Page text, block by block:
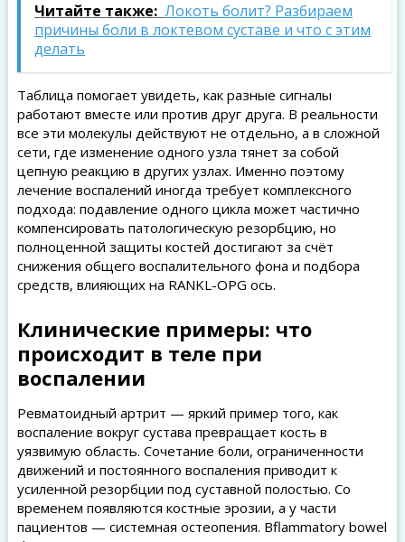
Читайте также: Локоть болит? Разбираем
причины боли в локтевом суставе и что с этим
делать
Таблица помогает увидеть, как разные сигналы
работают вместе или против друг друга. В реальности
все эти молекулы действуют не отдельно, а в сложной
сети, где изменение одного узла тянет за собой
цепную реакцию в других узлах. Именно поэтому
лечение воспалений иногда требует комплексного
подхода: подавление одного цикла может частично
компенсировать патологическую резорбцию, но
полноценной защиты костей достигают за счёт
снижения общего воспалительного фона и подбора
средств, влияющих на RANKL-OPG ось.
Клинические примеры: что
происходит в теле при
воспалении
Ревматоидный артрит — яркий пример того, как
воспаление вокруг сустава превращает кость в
уязвимую область. Сочетание боли, ограниченности
движений и постоянного воспаления приводит к
усиленной резорбции под суставной полостью. Со
временем появляются костные эрозии, а у части
пациентов — системная остеопения. Вflammatory bowel